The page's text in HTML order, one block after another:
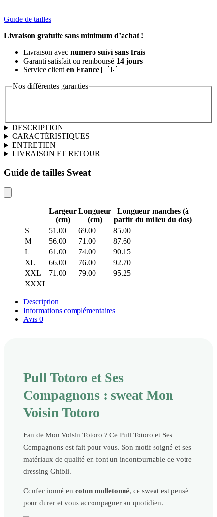
Guide de tailles
Livraison gratuite sans minimum d’achat !
Livraison avec numéro suivi sans frais
Garanti satisfait ou remboursé 14 jours
Service client en France 🇫🇷
Nos différentes garanties
DESCRIPTION
CARACTÉRISTIQUES
ENTRETIEN
LIVRAISON ET RETOUR
Guide de tailles Sweat
Largeur
(cm)
Longueur
(cm)
Longueur manches (à
partir du milieu du dos)
S
51.00 69.00
85.00
M
56.00 71.00
87.60
L
61.00 74.00
90.15
XL
66.00 76.00
92.70
XXL
71.00 79.00
95.25
XXXL
Description
Informations complémentaires
Avis 0
Pull Totoro et Ses
Compagnons : sweat Mon
Voisin Totoro
Fan de Mon Voisin Totoro ? Ce Pull Totoro et Ses
Compagnons est fait pour vous. Son motif soigné et ses
matériaux de qualité en font un incontournable de votre
dressing Ghibli.
Confectionné en coton molletonné, ce sweat est pensé
pour durer et vous accompagner au quotidien.